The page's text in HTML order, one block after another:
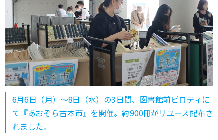
6月6日（月）～8日（水）の3日間、図書館前ピロティに
て『あおぞら古本市』を開催。約900冊がリユース配布さ
れました。